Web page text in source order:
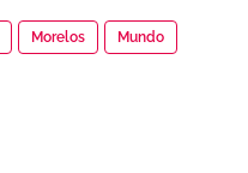
Morelos Mundo